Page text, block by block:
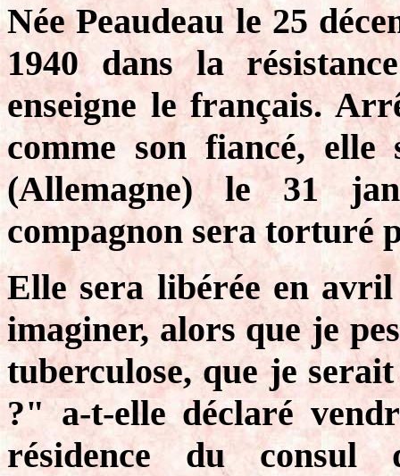
Née Peaudeau le 25
1940 dans la
enseigne le français.
comme son fiancé, elle
(Allemagne) le 31
compagnon sera torturé
Elle sera libérée en
imaginer, alors que je
tuberculose, que je
?" a-t-elle déclaré
résidence du consul